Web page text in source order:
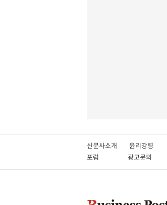
신문사소개 윤리강령
포럼
광고문의